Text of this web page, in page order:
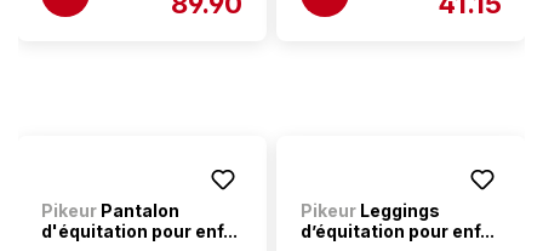
Pikeur Pantalon
d'équitation pour enf...
Pikeur Leggings
d’équitation pour enf...